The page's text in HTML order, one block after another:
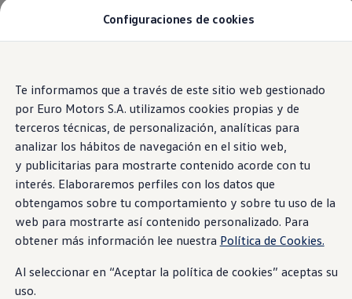
Configuraciones de cookies
Te informamos que a través de este sitio web gestionado
por Euro Motors S.A. utilizamos cookies propias y de
terceros técnicas, de personalización, analíticas para
analizar los hábitos de navegación en el sitio web,
y publicitarias para mostrarte contenido acorde con tu
interés. Elaboraremos perfiles con los datos que
obtengamos sobre tu comportamiento y sobre tu uso de la
web para mostrarte así contenido personalizado. Para
obtener más información lee nuestra Política de Cookies.
Al seleccionar en “Aceptar la política de cookies” aceptas su
uso.
contenido
principal
a pie
de
Modelos y Concesionarios
Cotiza Aquí
Test Drive
Marca y Experiencia
Volkswagen Perú
Espacio Exclusivo para Prensa
Innovación y Tecnología
#Project1Hour
Latin NCAP
Postventa
Servicios de Mantenimiento
Paquetes de Servicio
Glosario Técnico
A B C D E F G H I J K L M
N